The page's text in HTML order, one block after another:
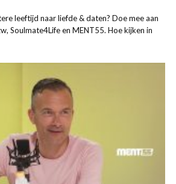
leeftijd naar liefde & daten? Doe mee aan
Soulmate4Life en MENT55. Hoe kijken in